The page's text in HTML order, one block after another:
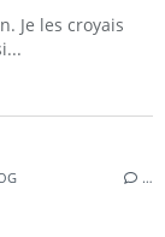
Je les croyais
…